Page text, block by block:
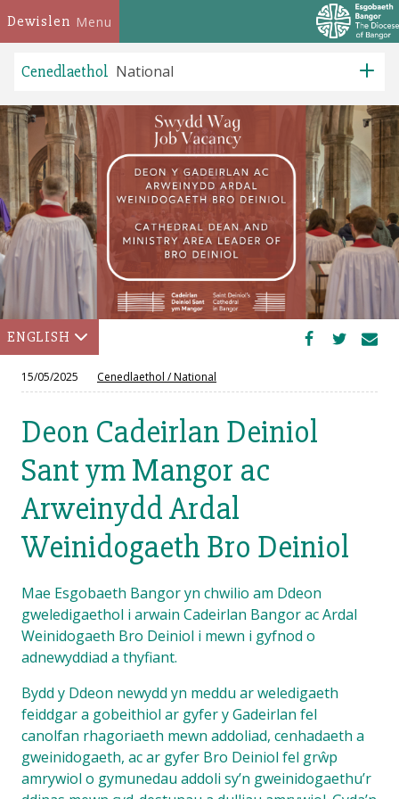
Dewislen Menu
Cenedlaethol National
ENGLISH
15/05/2025 Cenedlaethol /National
Deon Cadeirlan Deiniol
Sant ym Mangor ac
Arweinydd Ardal
Weinidogaeth Bro Deiniol
Mae Esgobaeth Bangor yn chwilio am Ddeon
gweledigaethol i arwain Cadeirlan Bangor ac Ardal
Weinidogaeth Bro Deiniol i mewn i gyfnod o
adnewyddiad a thyfiant.
Bydd y Ddeon newydd yn meddu ar weledigaeth
feiddgar a gobeithiol ar gyfer y Gadeirlan fel
canolfan rhagoriaeth mewn addoliad, cenhadaeth a
gweinidogaeth, ac ar gyfer Bro Deiniol fel grŵp
amrywiol o gymunedau addoli sy’n gweinidogaethu’r